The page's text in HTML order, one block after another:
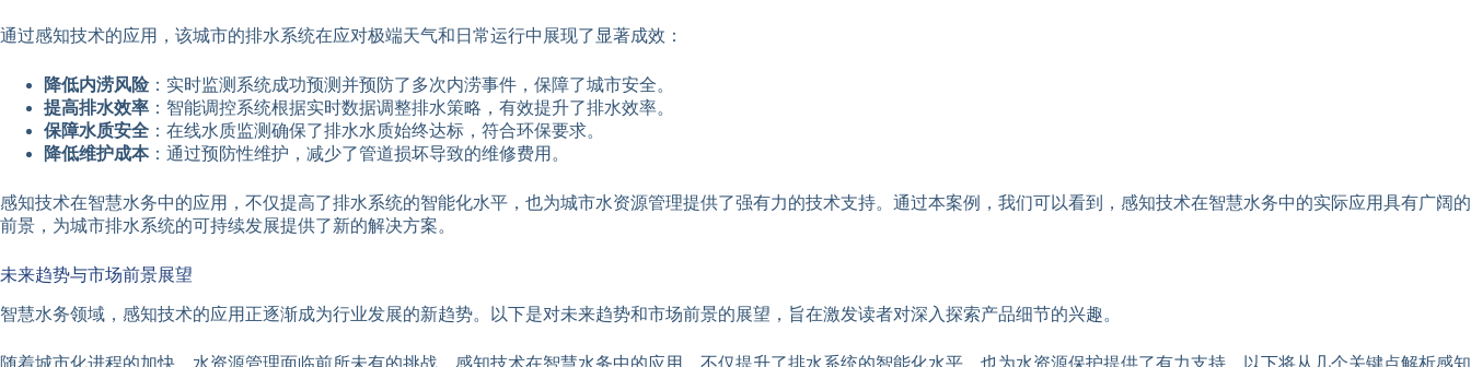
通过感知技术的应用，该城市的排水系统在应对极端天气和日常运行中展现了显著成效：
降低内涝风险：实时监测系统成功预测并预防了多次内涝事件，保障了城市安全。
提高排水效率 ：智能调控系统根据实时数据调整排水策略，有效提升了排水效率。
保障水质安全 ：在线水质监测确保了排水水质始终达标，符合环保要求。
降低维护成本：通过预防性维护，减少了管道损坏导致的维修费用。
感知技术在智慧水务中的应用，不仅提高了排水系统的智能化水平，也为城市水资源管理提供了强有力的技术支持。通过本案例，我们可以看到，感知技术在智慧水务中的实际应用具有广阔的
前景，为城市排水系统的可持续发展提供了新的解决方案。
未来趋势与市场前景展望
智慧水务领域，感知技术的应用正逐渐成为行业发展的新趋势。以下是对未来趋势和市场前景的展望，旨在激发读者对深入探索产品细节的兴趣。
随着城市化进程的加快，水资源管理面临前所未有的挑战。感知技术在智慧水务中的应用，不仅提升了排水系统的智能化水平，也为水资源保护提供了有力支持。以下将从几个关键点解析感知